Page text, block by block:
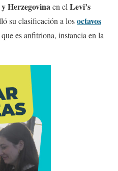
Herzegovinaen el Levi’s
su clasificación a losoctavos
es anfitriona, instancia en la